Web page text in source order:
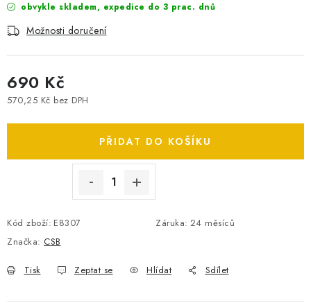
TESTERY BATERIÍ
BATERIE PRO NOUZOVÁ OSVĚTLENÍ
SPOTŘEBNÍ BATERIE
KONFIGURÁTOR AUTOBATERIÍ
O NÁS
obvykle skladem, expedice do 3 prac. dnů
Možnosti doručení
690 Kč
570,25 Kč bez DPH
PŘIDAT DO KOŠÍKU
Kód zboží: E8307 Záruka: 24 měsíců
Značka: CSB
Tisk Zeptat se Hlídat Sdílet